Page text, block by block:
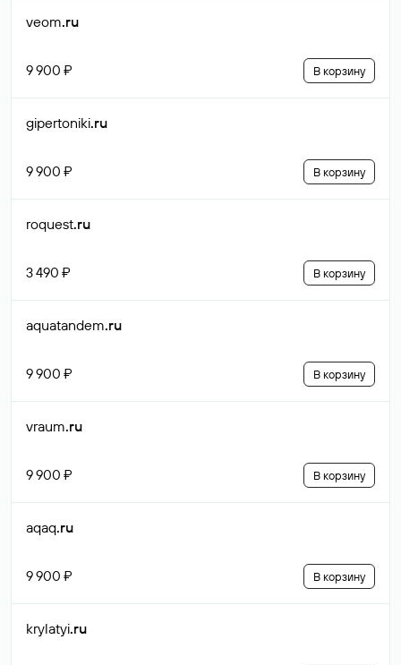
veom.ru
9 900 ₽ В корзину
gipertoniki.ru
9 900 ₽ В корзину
roquest.ru
3 490 ₽ В корзину
aquatandem.ru
9 900 ₽ В корзину
vraum.ru
9 900 ₽ В корзину
aqaq.ru
9 900 ₽ В корзину
krylatyi.ru